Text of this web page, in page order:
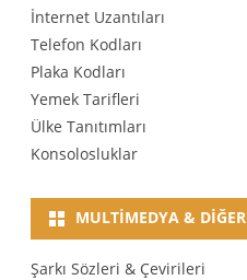
İnternet Uzantıları
Telefon Kodları
Plaka Kodları
Yemek Tarifleri
Ülke Tanıtımları
Konsolosluklar
MULTIMEDYA & DIĞER
Şarkı Sözleri & Çevirileri